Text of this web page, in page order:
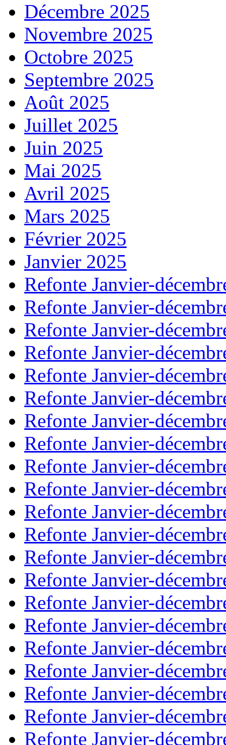
Décembre 2025
Novembre 2025
Octobre 2025
Septembre 2025
Août 2025
Juillet 2025
Juin 2025
Mai 2025
Avril 2025
Mars 2025
Février 2025
Janvier 2025
Refonte Janvier-
Refonte Janvier-
Refonte Janvier-
Refonte Janvier-
Refonte Janvier-
Refonte Janvier-
Refonte Janvier-
Refonte Janvier-
Refonte Janvier-
Refonte Janvier-
Refonte Janvier-
Refonte Janvier-
Refonte Janvier-
Refonte Janvier-
Refonte Janvier-
Refonte Janvier-
Refonte Janvier-
Refonte Janvier-
Refonte Janvier-
Refonte Janvier-
Refonte Janvier-